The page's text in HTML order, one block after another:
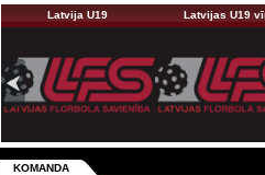
Latvija U19 Latvijas U19
KOMANDA